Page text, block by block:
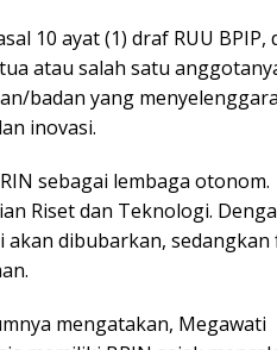
10 ayat (1) draf RUU BPIP,
atau salah satu
badan yang
inovasi.
sebagai lembaga otonom.
Riset dan Teknologi.
dibubarkan,
mengatakan, Megawati